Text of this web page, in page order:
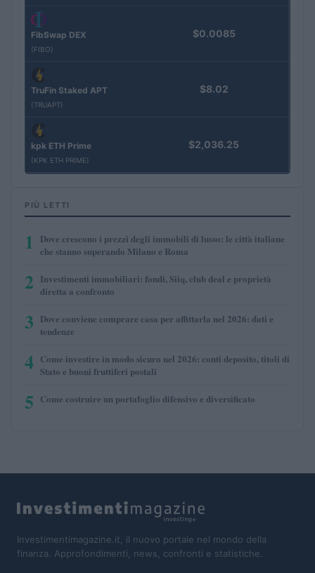
FibSwap DEX
(FIBO)
$0.0085
TruFin Staked APT
(TRUAPT)
$8.02
kpk ETH Prime
(KPK ETH PRIME)
$2,036.25
PIÙ LETTI
1
Dove crescono i prezzi degli immobili di lusso: le città italiane
che stanno superando Milano e Roma
2 Investimenti immobiliari: fondi, Siiq, club deal e proprietà
diretta a confronto
3 Dove conviene comprare casa per affittarla nel 2026: dati e
tendenze
4 Come investire in modo sicuro nel 2026: conti deposito, titoli di
Stato e buoni fruttiferi postali
5 Come costruire un portafoglio difensivo e diversificato
Investimentimagazine.it, il nuovo portale nel mondo della
finanza. Approfondimenti, news, confronti e statistiche.